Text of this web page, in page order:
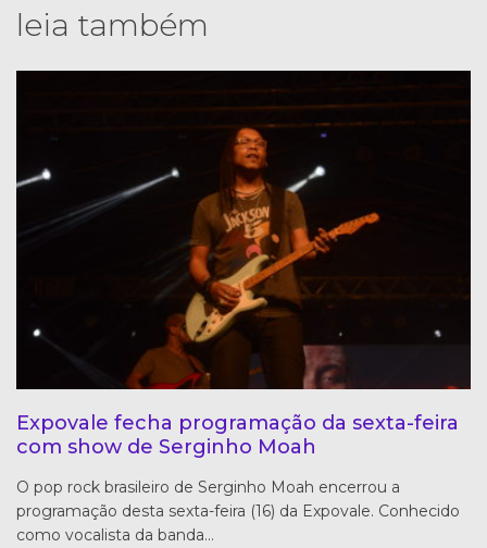
leia também
Expovale fecha programação da sexta-feira
com show de Serginho Moah
O pop rock brasileiro de Serginho Moah encerrou a
programação desta sexta-feira (16) da Expovale. Conhecido
como vocalista da banda…